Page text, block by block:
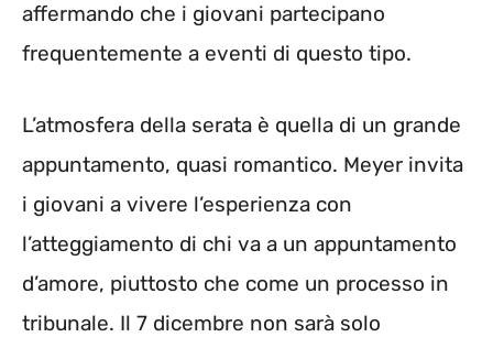
affermando che i giovani partecipano
frequentemente a eventi di questo tipo.
L’atmosfera della serata è quella di un grande
appuntamento, quasi romantico. Meyer invita
i giovani a vivere l’esperienza con
l’atteggiamento di chi va a un appuntamento
d’amore, piuttosto che come un processo in
tribunale. Il 7 dicembre non sarà solo